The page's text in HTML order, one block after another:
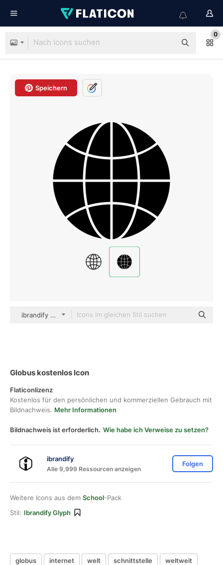
0
Speichern
ibrandify Glyph
Globus kostenlos Icon
Flaticonlizenz
Kostenlos für den persönlichen und kommerziellen Gebrauch mit
Bildnachweis. Mehr Informationen
Bildnachweis ist erforderlich. Wie habe ich Verweise zu setzen?
ibrandify
Alle 9,999 Ressourcen anzeigen
Folgen
Weitere Icons aus dem School-Pack
Stil: Ibrandify Glyph
globus internet welt schnittstelle
weltweit